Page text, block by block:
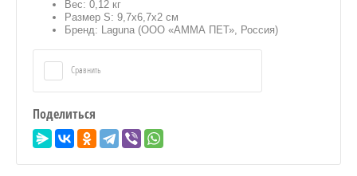
Вес: 0,12 кг
Размер S: 9,7х6,7х2 см
Бренд: Laguna (ООО «АММА ПЕТ», Россия)
Сравнить
Поделиться